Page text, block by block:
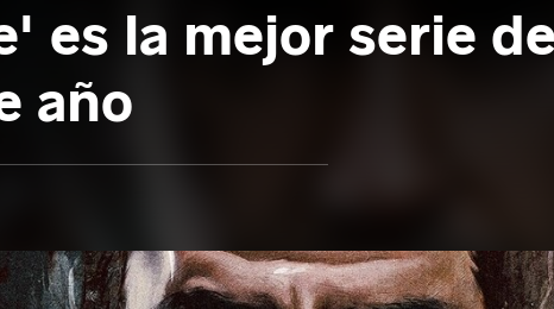
es la mejor serie
año